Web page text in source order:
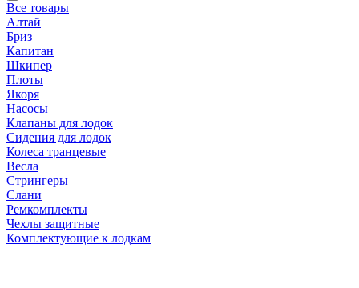
Все товары
Алтай
Бриз
Капитан
Шкипер
Плоты
Якоря
Насосы
Клапаны для лодок
Сидения для лодок
Колеса транцевые
Весла
Стрингеры
Слани
Ремкомплекты
Чехлы защитные
Комплектующие к лодкам